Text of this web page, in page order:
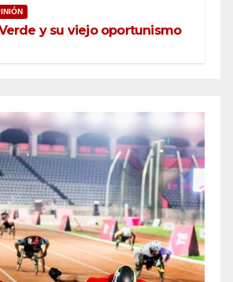
Verde y su viejo oportunismo